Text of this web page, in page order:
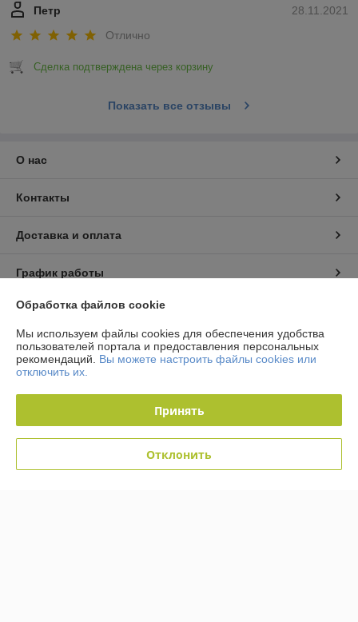
28.11.2021
Петр
Отлично
Сделка подтверждена через корзину
Показать все отзывы
О нас
Контакты
Доставка и оплата
График работы
Полная версия сайта
Политика обработки cookies
Обработка файлов cookie
Мы используем файлы cookies для обеспечения удобства
пользователей портала и предоставления персональных
рекомендаций. Вы можете настроить файлы cookies или
отключить их.
Принять
Отклонить